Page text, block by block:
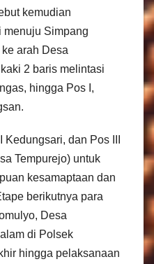
kemudian
menuju Simpang
arah Desa
2 baris melintasi
hingga Pos I,
dan Pos III
Tempurejo) untuk
kesamaptaan dan
berikutnya para
Desa
di Polsek
hingga pelaksanaan